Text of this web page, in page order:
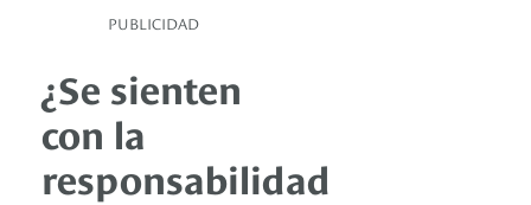
PUBLICIDAD
¿Se sienten
con la
responsabilidad